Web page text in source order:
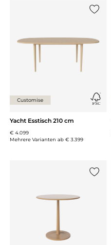
Customise
Yacht Esstisch 210 cm
€ 4.099
Mehrere Varianten ab € 3.399